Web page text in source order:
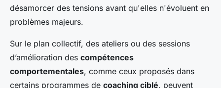
désamorcer des tensions avant qu'elles n'évoluent en
problèmes majeurs.
Sur le plan collectif, des ateliers ou des sessions
d’amélioration des compétences
comportementales, comme ceux proposés dans
certains programmes de coaching ciblé, peuvent